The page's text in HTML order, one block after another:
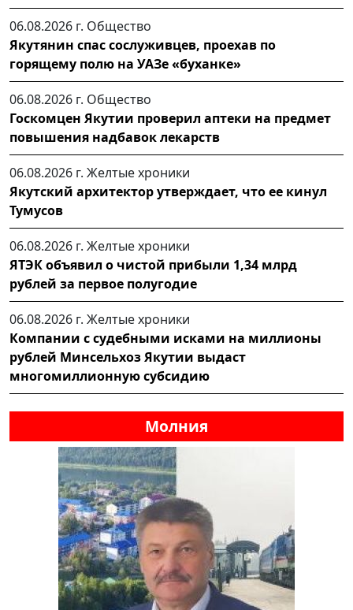
06.08.2026 г. Общество
Якутянин спас сослуживцев, проехав по
горящему полю на УАЗе «буханке»
06.08.2026 г. Общество
Госкомцен Якутии проверил аптеки на предмет
повышения надбавок лекарств
06.08.2026 г. Желтые хроники
Якутский архитектор утверждает, что ее кинул
Тумусов
06.08.2026 г. Желтые хроники
ЯТЭК объявил о чистой прибыли 1,34 млрд
рублей за первое полугодие
06.08.2026 г. Желтые хроники
Компании с судебными исками на миллионы
рублей Минсельхоз Якутии выдаст
многомиллионную субсидию
Молния